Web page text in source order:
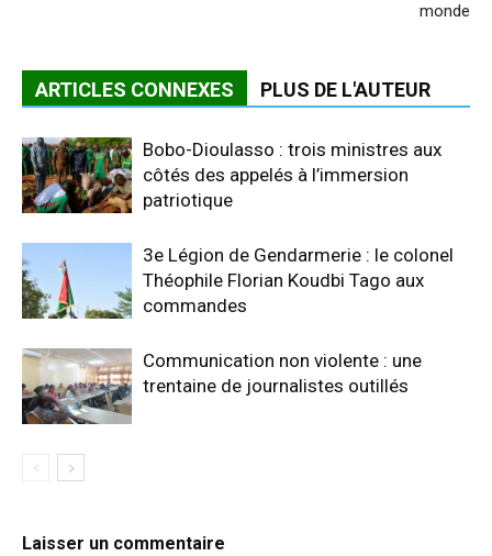
monde
ARTICLES CONNEXES PLUS DE L'AUTEUR
Bobo-Dioulasso : trois ministres aux
côtés des appelés à l’immersion
patriotique
3e Légion de Gendarmerie : le colonel
Théophile Florian Koudbi Tago aux
commandes
Communication non violente : une
trentaine de journalistes outillés
Laisser un commentaire